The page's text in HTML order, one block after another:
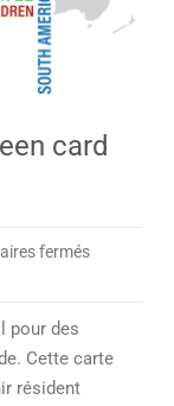
card
ferméssur
green
pour des
Cette carte
résident